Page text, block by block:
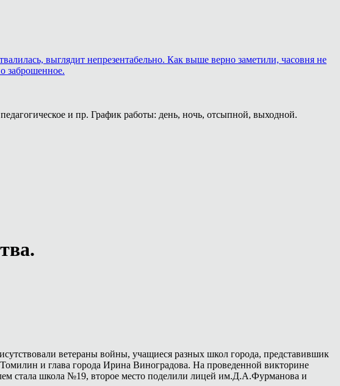
выглядит непрезентабельно. Как выше верно заметили, часовня не
заброшенное.
и пр. График работы: день, ночь, отсыпной, выходной.
ветераны войны, учащиеся разных школ города, представившик
и глава города Ирина Виноградова. На проведенной викторине
стала школа №19, второе место поделили лицей им.Д.А.Фурманова и